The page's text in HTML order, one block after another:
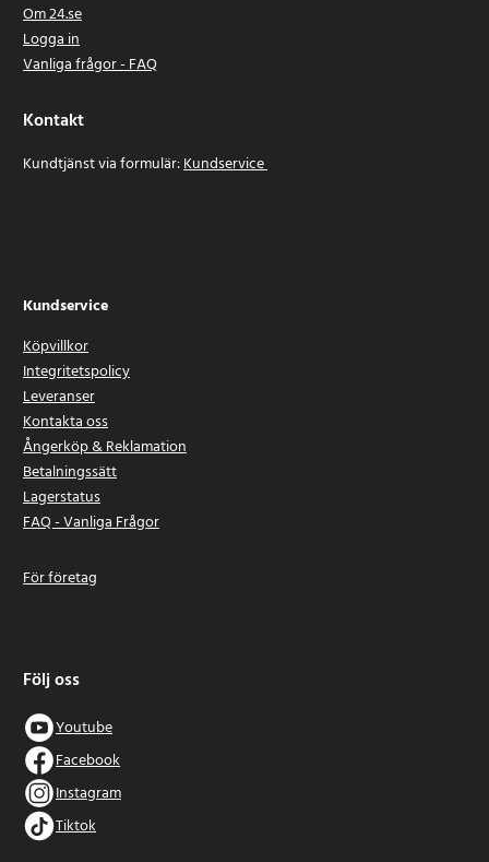
Om 24.se
Logga in
Vanliga frågor - FAQ
Kontakt
Kundtjänst via formulär:Kundservice
Kundservice
Köpvillkor
Integritetspolicy
Leveranser
Kontakta oss
Ångerköp & Reklamation
Betalningssätt
Lagerstatus
FAQ - Vanliga Frågor
För företag
Följ oss
Youtube
Facebook
Instagram
Tiktok